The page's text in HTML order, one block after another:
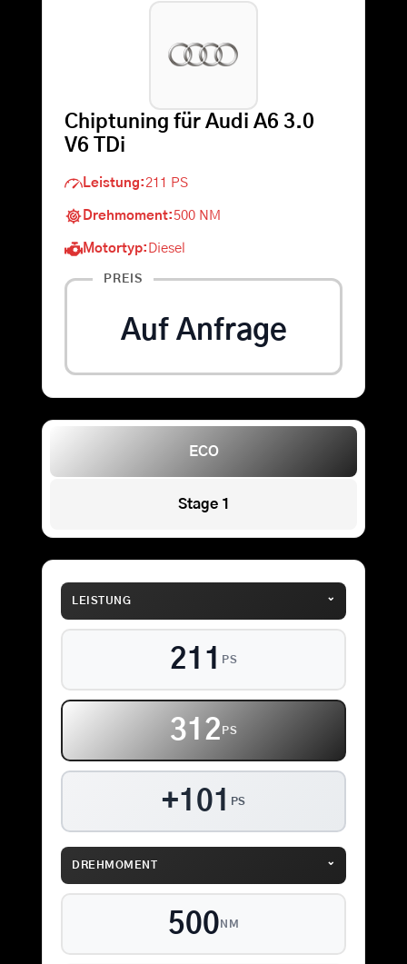
Warenkorb
Chiptuning für Audi A6 3.0
V6 TDi
Leistung: 211 PS
Drehmoment: 500 NM
Motortyp: Diesel
PREIS
Auf Anfrage
ECO
Stage 1
LEISTUNG ⌄
211 PS
312 PS
+101 PS
DREHMOMENT ⌄
500 NM